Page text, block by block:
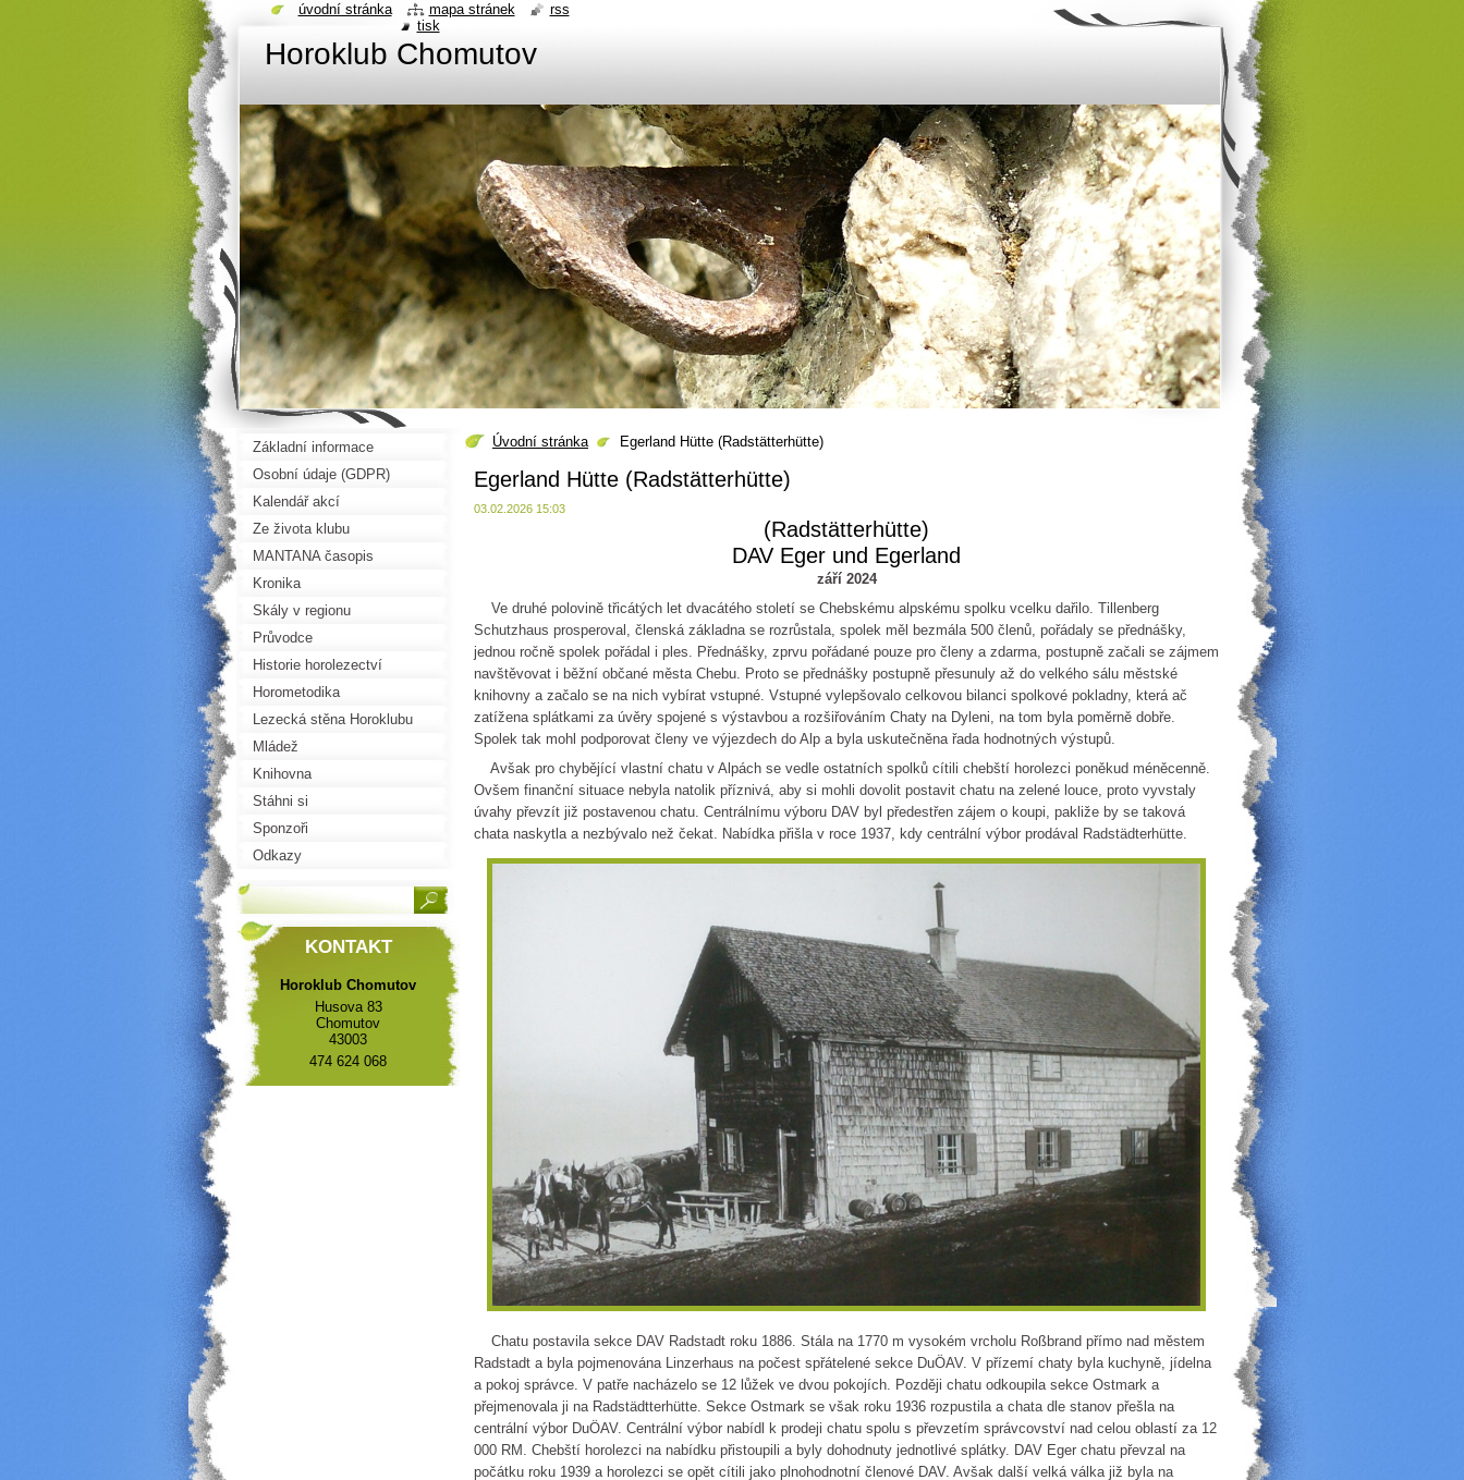
Horoklub Chomutov
Úvodní stránka Egerland Hütte (Radstätterhütte)
Egerland Hütte (Radstätterhütte)
03.02.2026 15:03
(Radstätterhütte)
DAV Eger und Egerland
září 2024
Ve druhé polovině třicátých let dvacátého století se Chebskému alpskému spolku vcelku dařilo. Tillenberg
Schutzhaus prosperoval, členská základna se rozrůstala, spolek měl bezmála 500 členů, pořádaly se přednášky,
jednou ročně spolek pořádal i ples. Přednášky, zprvu pořádané pouze pro členy a zdarma, postupně začali se zájmem
navštěvovat i běžní občané města Chebu. Proto se přednášky postupně přesunuly až do velkého sálu městské
knihovny a začalo se na nich vybírat vstupné. Vstupné vylepšovalo celkovou bilanci spolkové pokladny, která ač
zatížena splátkami za úvěry spojené s výstavbou a rozšiřováním Chaty na Dyleni, na tom byla poměrně dobře.
Spolek tak mohl podporovat členy ve výjezdech do Alp a byla uskutečněna řada hodnotných výstupů.
Avšak pro chybějící vlastní chatu v Alpách se vedle ostatních spolků cítili chebští horolezci poněkud méněcenně.
Ovšem finanční situace nebyla natolik příznivá, aby si mohli dovolit postavit chatu na zelené louce, proto vyvstaly
úvahy převzít již postavenou chatu. Centrálnímu výboru DAV byl předestřen zájem o koupi, pakliže by se taková
chata naskytla a nezbývalo než čekat. Nabídka přišla v roce 1937, kdy centrální výbor prodával Radstädterhütte.
Chatu postavila sekce DAV Radstadt roku 1886. Stála na 1770 m vysokém vrcholu Roßbrand přímo nad městem
Radstadt a byla pojmenována Linzerhaus na počest spřátelené sekce DuÖAV. V přízemí chaty byla kuchyně, jídelna
a pokoj správce. V patře nacházelo se 12 lůžek ve dvou pokojích. Později chatu odkoupila sekce Ostmark a
přejmenovala ji na Radstädtterhütte. Sekce Ostmark se však roku 1936 rozpustila a chata dle stanov přešla na
centrální výbor DuÖAV. Centrální výbor nabídl k prodeji chatu spolu s převzetím správcovství nad celou oblastí za 12
000 RM. Chebští horolezci na nabídku přistoupili a byly dohodnuty jednotlivé splátky. DAV Eger chatu převzal na
počátku roku 1939 a horolezci se opět cítili jako plnohodnotní členové DAV. Avšak další velká válka již byla na
Základní informace
Osobní údaje (GDPR)
Kalendář akcí
Ze života klubu
MANTANA časopis
Kronika
Skály v regionu
Průvodce
Historie horolezectví
Horometodika
Lezecká stěna Horoklubu
Mládež
Knihovna
Stáhni si
Sponzoři
Odkazy
KONTAKT
Horoklub Chomutov
Husova 83
Chomutov
43003
474 624 068
úvodní stránka mapa stránek
rss
tisk